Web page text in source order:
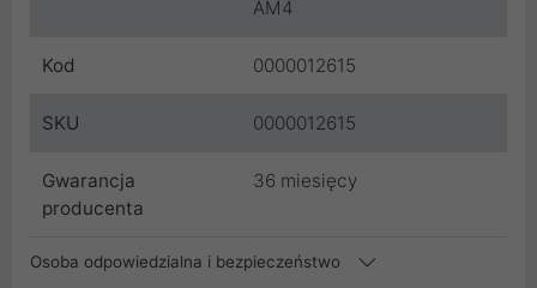
AM4
Kod 0000012615
SKU 0000012615
Gwarancja
producenta
36 miesięcy
Osoba odpowiedzialna i bezpieczeństwo